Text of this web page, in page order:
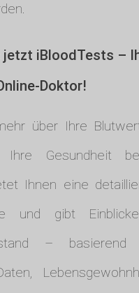
jetzt iBloodTests –
Doktor!
über Ihre
Gesundheit
Ihnen eine
und gibt
–